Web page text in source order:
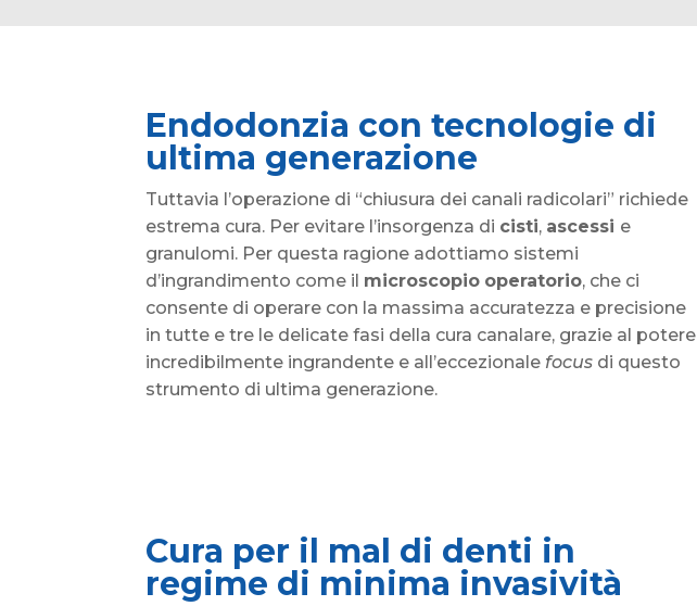
Endodonzia con tecnologie di
ultima generazione
Tuttavia l’operazione di “chiusura dei canali radicolari” richiede
estrema cura. Per evitare l’insorgenza di cisti, ascessi e
granulomi. Per questa ragione adottiamo sistemi
d’ingrandimento come il microscopio operatorio, che ci
consente di operare con la massima accuratezza e precisione
in tutte e tre le delicate fasi della cura canalare, grazie al potere
incredibilmente ingrandente e all’eccezionale focus di questo
strumento di ultima generazione.
Cura per il mal di denti in
regime di minima invasività